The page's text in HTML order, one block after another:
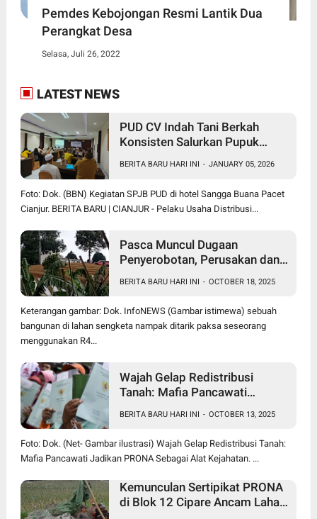
Pemdes Kebojongan Resmi Lantik Dua
Perangkat Desa
Selasa, Juli 26, 2022
LATEST NEWS
PUD CV Indah Tani Berkah
Konsisten Salurkan Pupuk
BERITA BARU HARI INI - JANUARY 05, 2026
Foto: Dok. (BBN) Kegiatan SPJB PUD di hotel Sangga Buana Pacet
Cianjur. BERITA BARU | CIANJUR - Pelaku Usaha Distribusi...
Pasca Muncul Dugaan
Penyerobotan, Perusakan dan
Pancawati Bogor, Kasusnya
Jadi Sorotan Publik
BERITA BARU HARI INI - OCTOBER 18, 2025
Keterangan gambar: Dok. InfoNEWS (Gambar istimewa) sebuah
bangunan di lahan sengketa nampak ditarik paksa seseorang
menggunakan R4...
Wajah Gelap Redistribusi
Tanah: Mafia Pancawati
Kejahatan
BERITA BARU HARI INI - OCTOBER 13, 2025
Foto: Dok. (Net- Gambar ilustrasi) Wajah Gelap Redistribusi Tanah:
Mafia Pancawati Jadikan PRONA Sebagai Alat Kejahatan. ...
Kemunculan Sertipikat PRONA
di Blok 12 Cipare Ancam Lahan